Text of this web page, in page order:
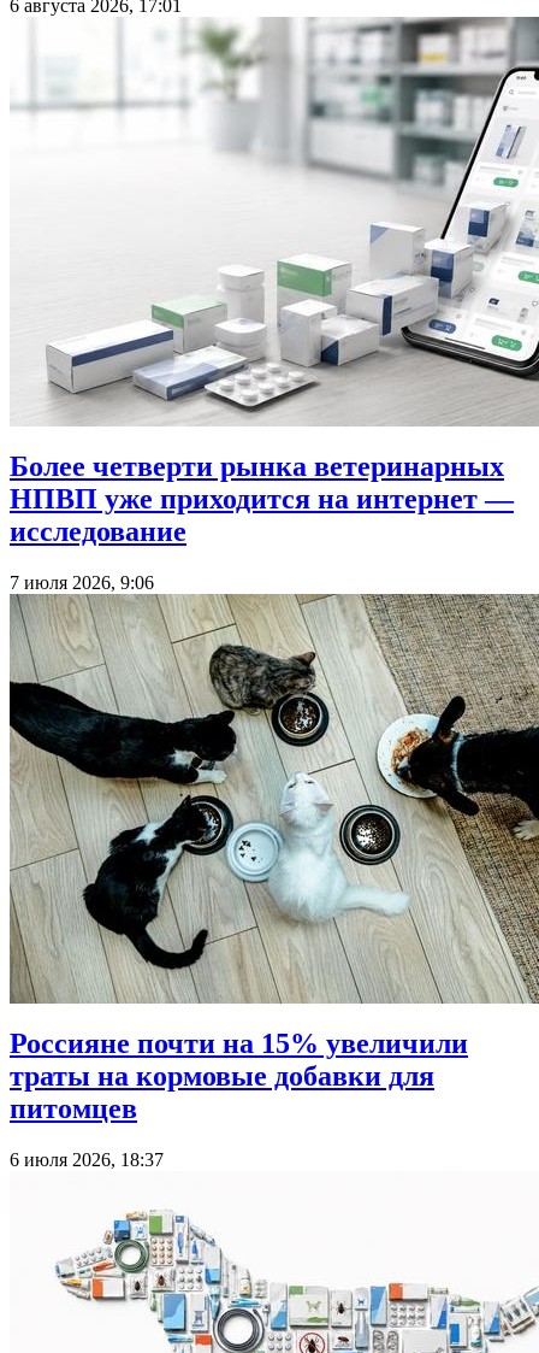
6 августа 2026, 17:01
Более четверти рынка ветеринарных
НПВП уже приходится на интернет —
исследование
7 июля 2026, 9:06
Россияне почти на 15% увеличили
траты на кормовые добавки для
питомцев
6 июля 2026, 18:37